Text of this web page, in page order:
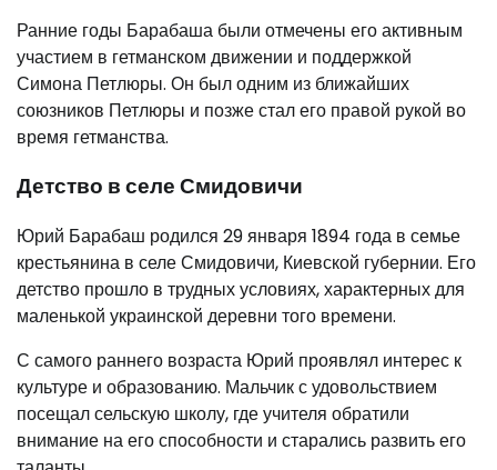
Ранние годы Барабаша были отмечены его активным
участием в гетманском движении и поддержкой
Симона Петлюры. Он был одним из ближайших
союзников Петлюры и позже стал его правой рукой во
время гетманства.
Детство в селе Смидовичи
Юрий Барабаш родился 29 января 1894 года в семье
крестьянина в селе Смидовичи, Киевской губернии. Его
детство прошло в трудных условиях, характерных для
маленькой украинской деревни того времени.
С самого раннего возраста Юрий проявлял интерес к
культуре и образованию. Мальчик с удовольствием
посещал сельскую школу, где учителя обратили
внимание на его способности и старались развить его